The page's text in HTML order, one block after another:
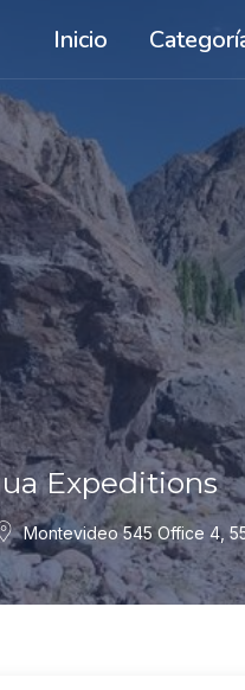
Inicio
Expeditions
Montevideo 545 Office 4,